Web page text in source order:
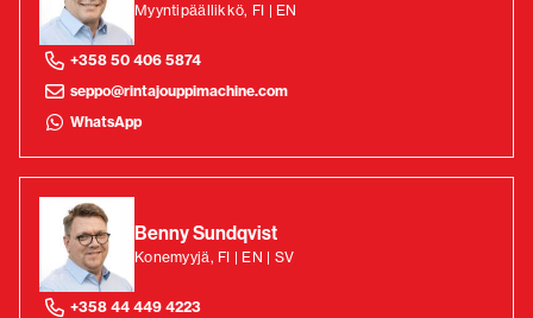
Myyntipäällikkö, FI | EN
+358 50 406 5874
seppo@rintajouppimachine.com
WhatsApp
Benny Sundqvist
Konemyyjä, FI | EN | SV
+358 44 449 4223